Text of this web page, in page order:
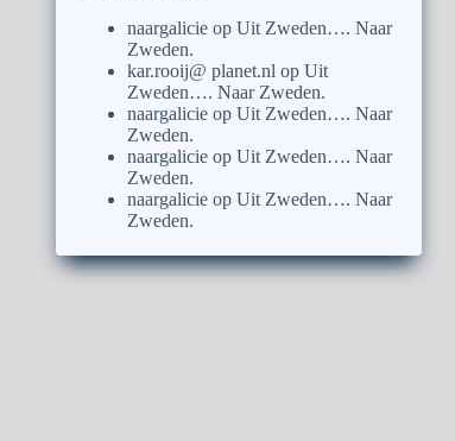
naargalicie opUit Zweden…. Naar
Zweden.
kar.rooij@ planet.nl opUit
Zweden…. Naar Zweden.
naargalicie opUit Zweden…. Naar
Zweden.
naargalicie opUit Zweden…. Naar
Zweden.
naargalicie opUit Zweden…. Naar
Zweden.